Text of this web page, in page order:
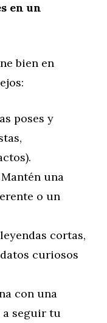
en un
bien en
poses y
Mantén una
o un
cortas,
curiosos
con una
seguir tu